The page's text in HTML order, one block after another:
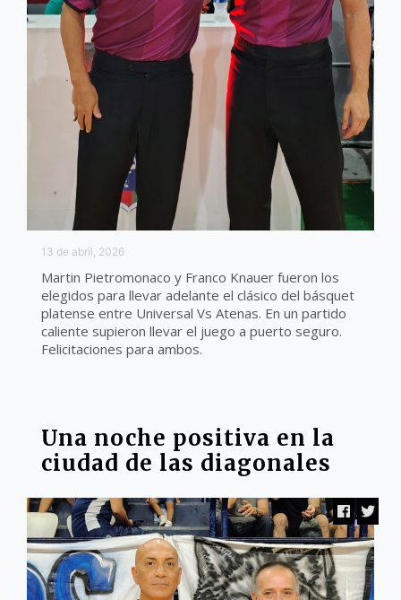
13 de abril, 2026
Martin Pietromonaco y Franco Knauer fueron los
elegidos para llevar adelante el clásico del básquet
platense entre Universal Vs Atenas. En un partido
caliente supieron llevar el juego a puerto seguro.
Felicitaciones para ambos.
Una noche positiva en la
ciudad de las diagonales